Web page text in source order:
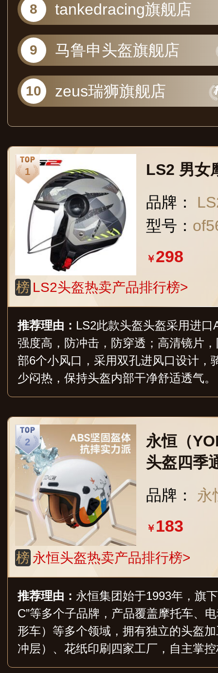
tankedracing旗舰店
马鲁申头盔旗舰店
zeus瑞狮旗舰店
LS2 男女
品牌：
型号：
￥298
榜 LS2头盔热卖产品排行榜>
推荐理由： LS2此款头盔头盔采用进
强度高，防冲击，防穿透；高清镜片
部6个小风口，采用双孔进风口设计，
少闷热，保持头盔内部干净舒适透气。
永恒（
头盔四季
瓶车安全
50
品牌： 永
￥ 183
榜 永恒头盔热卖产品排行榜>
推荐理由： 永恒集团始于1993年，旗
C”等多个子品牌，产品覆盖摩托车、
形车）等多个领域，拥有独立的头盔
冲层）、花纸印刷四家工厂，自主掌
遵循国家3C标准，并远销欧美日等高